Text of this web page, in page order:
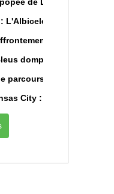
L'Albiceleste renverse
tactique
domptent les Lions
parcours pour les
City : L’Algérie